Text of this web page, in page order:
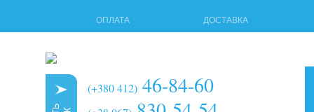
ОПЛАТА ДОСТАВКА
(+380 412) 46-84-60